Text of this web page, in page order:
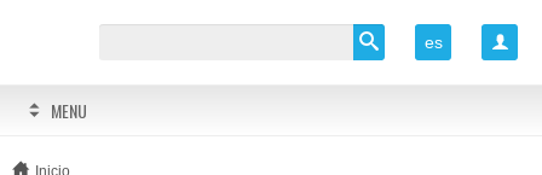

es
MENU
Inicio